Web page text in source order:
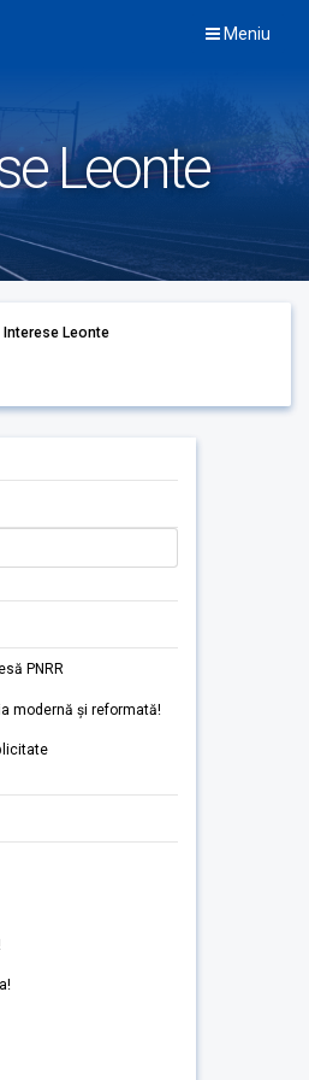
Meniu
Leonte
Interese Leonte
PNRR
modernă și reformată!